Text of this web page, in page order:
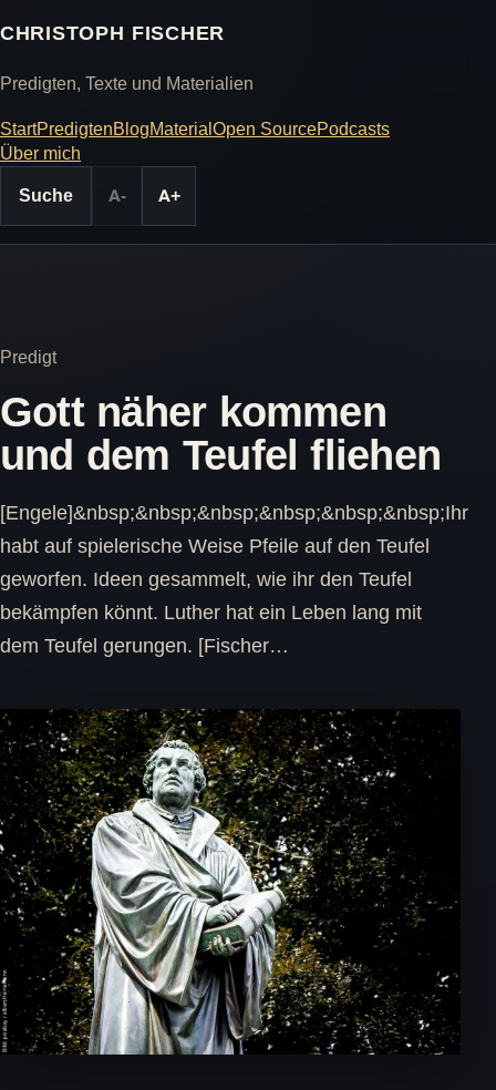
CHRISTOPH FISCHER
Predigten, Texte und Materialien
StartPredigtenBlogMaterialOpen SourcePodcasts
Über mich
Suche
A- A+
Predigt
Gott näher kommen
und dem Teufel fliehen
[Engele]&nbsp;&nbsp;&nbsp;&nbsp;&nbsp;&nbsp;Ihr
habt auf spielerische Weise Pfeile auf den Teufel
geworfen. Ideen gesammelt, wie ihr den Teufel
bekämpfen könnt. Luther hat ein Leben lang mit
dem Teufel gerungen. [Fischer…